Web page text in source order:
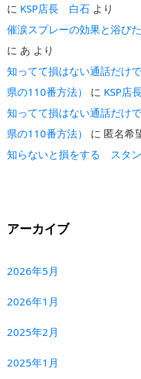
に KSP店長 白石 より
催涙スプレーの効果と浴び
に あ より
知ってて損はない通話だけ
県の110番方法）
に KSP店
知ってて損はない通話だけ
県の110番方法）
に 匿名希
知らないと損をする スタ
アーカイブ
2026年5月
2026年1月
2025年2月
2025年1月